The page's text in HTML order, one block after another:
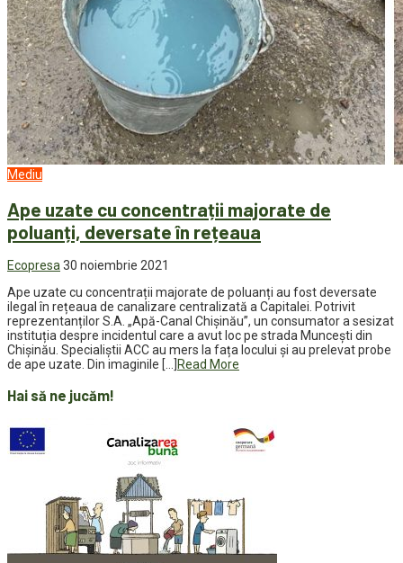
Mediu
Ape uzate cu concentrații majorate de
poluanți, deversate în rețeaua
Ecopresa 30 noiembrie 2021
Ape uzate cu concentrații majorate de poluanți au fost deversate
ilegal în rețeaua de canalizare centralizată a Capitalei. Potrivit
reprezentanților S.A. „Apă-Canal Chișinău”, un consumator a sesizat
instituția despre incidentul care a avut loc pe strada Muncești din
Chișinău. Specialiștii ACC au mers la fața locului și au prelevat probe
de ape uzate. Din imaginile […]
Read More
Hai să ne jucăm!